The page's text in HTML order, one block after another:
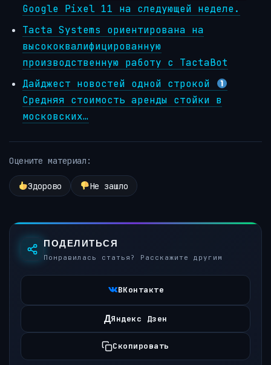
Google Pixel 11 на следующей неделе.
Tacta Systems ориентирована на
высококвалифицированную
производственную работу с TactaBot
Дайджест новостей одной строкой
Средняя стоимость аренды стойки в
московских…
Оцените материал:
Здорово Не зашло
ПОДЕЛИТЬСЯ
Понравилась статья? Расскажите другим
ВКонтакте
ДЯндекс Дзен
Скопировать